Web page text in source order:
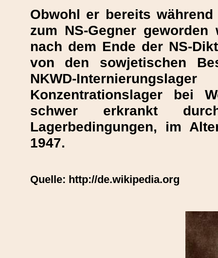
Obwohl er bereits
zum NS-Gegner
nach dem Ende der NS-
von den sowjetischen
NKWD-
Konzentrationslager bei
schwer erkrankt
Lagerbedingungen, im
1947.
Quelle: http://de.wikipedia.org